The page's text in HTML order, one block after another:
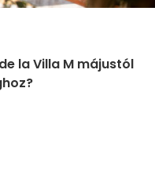
la Villa M májustól